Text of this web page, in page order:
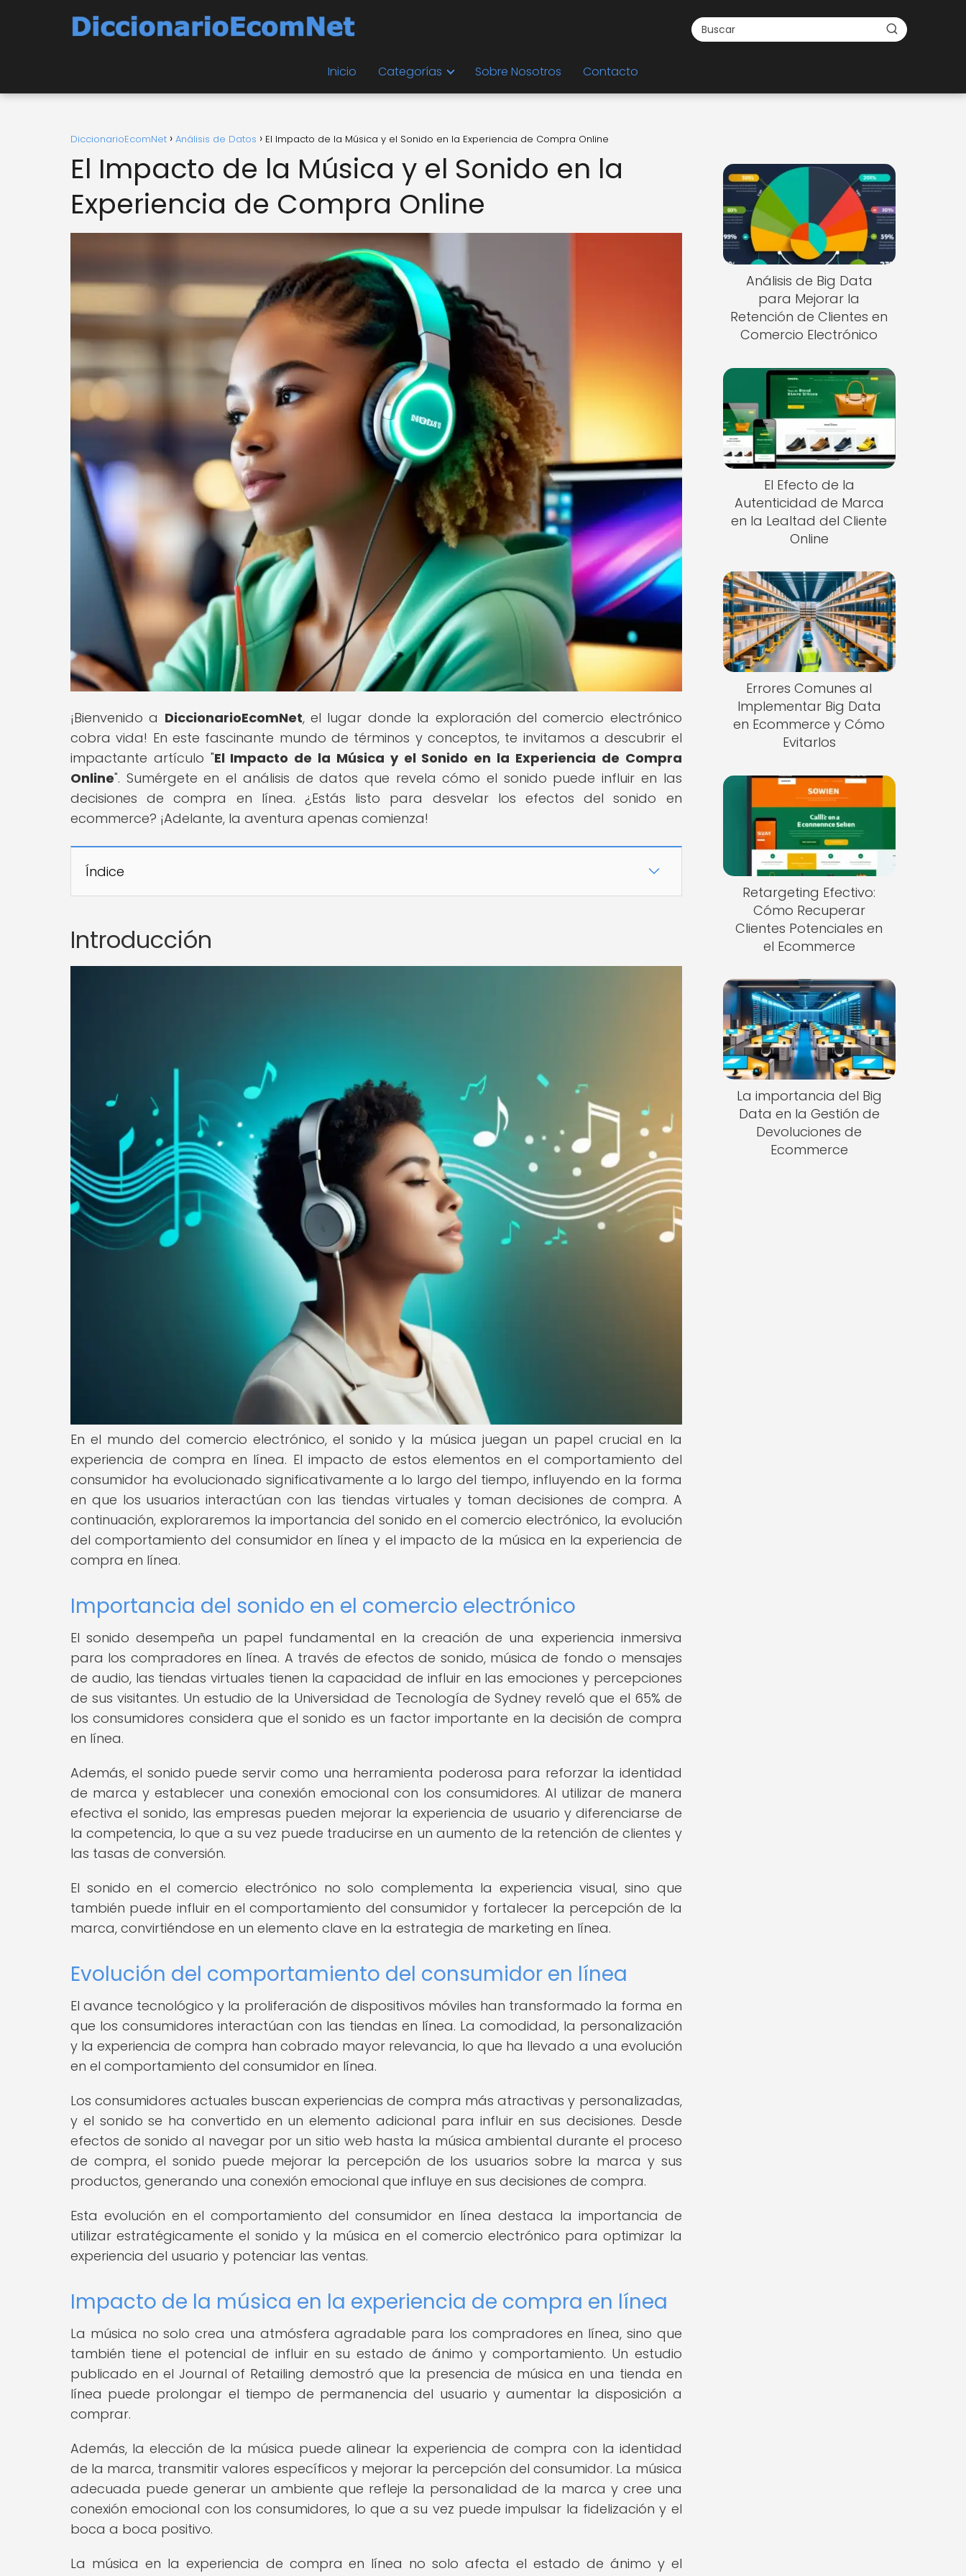
Inicio Categorías Sobre Nosotros Contacto
DiccionarioEcomNet Análisis de Datos El Impacto de la Música y el Sonido en la Experiencia de Compra Online
El Impacto de la Música y el Sonido en la
Experiencia de Compra Online
¡Bienvenido a DiccionarioEcomNet, el lugar donde la exploración del comercio electrónico
cobra vida! En este fascinante mundo de términos y conceptos, te invitamos a descubrir el
impactante artículo "El Impacto de la Música y el Sonido en la Experiencia de Compra
Online". Sumérgete en el análisis de datos que revela cómo el sonido puede influir en las
decisiones de compra en línea. ¿Estás listo para desvelar los efectos del sonido en
ecommerce? ¡Adelante, la aventura apenas comienza!
Índice
Introducción
En el mundo del comercio electrónico, el sonido y la música juegan un papel crucial en la
experiencia de compra en línea. El impacto de estos elementos en el comportamiento del
consumidor ha evolucionado significativamente a lo largo del tiempo, influyendo en la forma
en que los usuarios interactúan con las tiendas virtuales y toman decisiones de compra. A
continuación, exploraremos la importancia del sonido en el comercio electrónico, la evolución
del comportamiento del consumidor en línea y el impacto de la música en la experiencia de
compra en línea.
Importancia del sonido en el comercio electrónico
El sonido desempeña un papel fundamental en la creación de una experiencia inmersiva
para los compradores en línea. A través de efectos de sonido, música de fondo o mensajes
de audio, las tiendas virtuales tienen la capacidad de influir en las emociones y percepciones
de sus visitantes. Un estudio de la Universidad de Tecnología de Sydney reveló que el 65% de
los consumidores considera que el sonido es un factor importante en la decisión de compra
en línea.
Además, el sonido puede servir como una herramienta poderosa para reforzar la identidad
de marca y establecer una conexión emocional con los consumidores. Al utilizar de manera
efectiva el sonido, las empresas pueden mejorar la experiencia de usuario y diferenciarse de
la competencia, lo que a su vez puede traducirse en un aumento de la retención de clientes y
las tasas de conversión.
El sonido en el comercio electrónico no solo complementa la experiencia visual, sino que
también puede influir en el comportamiento del consumidor y fortalecer la percepción de la
marca, convirtiéndose en un elemento clave en la estrategia de marketing en línea.
Evolución del comportamiento del consumidor en línea
El avance tecnológico y la proliferación de dispositivos móviles han transformado la forma en
que los consumidores interactúan con las tiendas en línea. La comodidad, la personalización
y la experiencia de compra han cobrado mayor relevancia, lo que ha llevado a una evolución
en el comportamiento del consumidor en línea.
Los consumidores actuales buscan experiencias de compra más atractivas y personalizadas,
y el sonido se ha convertido en un elemento adicional para influir en sus decisiones. Desde
efectos de sonido al navegar por un sitio web hasta la música ambiental durante el proceso
de compra, el sonido puede mejorar la percepción de los usuarios sobre la marca y sus
productos, generando una conexión emocional que influye en sus decisiones de compra.
Esta evolución en el comportamiento del consumidor en línea destaca la importancia de
utilizar estratégicamente el sonido y la música en el comercio electrónico para optimizar la
experiencia del usuario y potenciar las ventas.
Impacto de la música en la experiencia de compra en línea
La música no solo crea una atmósfera agradable para los compradores en línea, sino que
también tiene el potencial de influir en su estado de ánimo y comportamiento. Un estudio
publicado en el Journal of Retailing demostró que la presencia de música en una tienda en
línea puede prolongar el tiempo de permanencia del usuario y aumentar la disposición a
comprar.
Además, la elección de la música puede alinear la experiencia de compra con la identidad
de la marca, transmitir valores específicos y mejorar la percepción del consumidor. La música
adecuada puede generar un ambiente que refleje la personalidad de la marca y cree una
conexión emocional con los consumidores, lo que a su vez puede impulsar la fidelización y el
boca a boca positivo.
La música en la experiencia de compra en línea no solo afecta el estado de ánimo y el
Análisis de Big Data
para Mejorar la
Retención de Clientes en
Comercio Electrónico
El Efecto de la
Autenticidad de Marca
en la Lealtad del Cliente
Online
Errores Comunes al
Implementar Big Data
en Ecommerce y Cómo
Evitarlos
Retargeting Efectivo:
Cómo Recuperar
Clientes Potenciales en
el Ecommerce
La importancia del Big
Data en la Gestión de
Devoluciones de
Ecommerce